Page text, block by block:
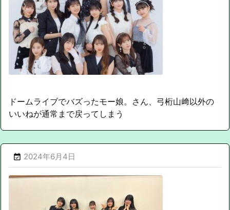
ドームライブでバズったモー娘。さん、弓桁山﨑以外の
いいねが通常まで戻ってしまう
 2024年6月4日